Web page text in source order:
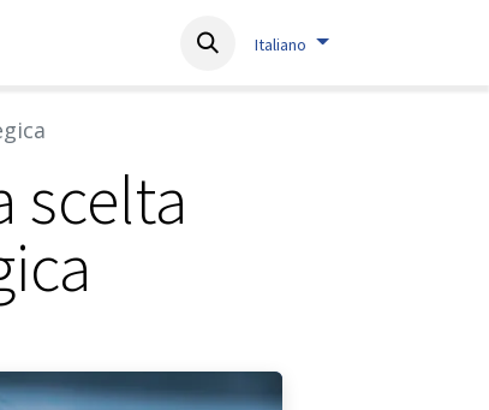
ContactItaliano
scelta